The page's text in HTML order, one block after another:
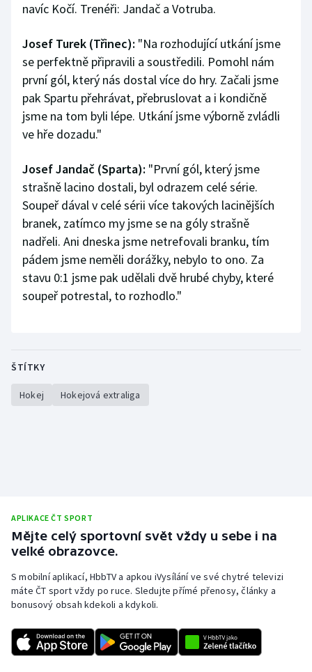
navíc Kočí. Trenéři: Jandač a Votruba.
Josef Turek (Třinec): "Na rozhodující utkání jsme
se perfektně připravili a soustředili. Pomohl nám
první gól, který nás dostal více do hry. Začali jsme
pak Spartu přehrávat, přebruslovat a i kondičně
jsme na tom byli lépe. Utkání jsme výborně zvládli
ve hře dozadu."
Josef Jandač (Sparta): "První gól, který jsme
strašně lacino dostali, byl odrazem celé série.
Soupeř dával v celé sérii více takových lacinějších
branek, zatímco my jsme se na góly strašně
nadřeli. Ani dneska jsme netrefovali branku, tím
pádem jsme neměli dorážky, nebylo to ono. Za
stavu 0:1 jsme pak udělali dvě hrubé chyby, které
soupeř potrestal, to rozhodlo."
ŠTÍTKY
Hokej Hokejová extraliga
APLIKACE ČT SPORT
Mějte celý sportovní svět vždy u sebe i na
velké obrazovce.
S mobilní aplikací, HbbTV a apkou iVysílání ve své chytré televizi
máte ČT sport vždy po ruce. Sledujte přímé přenosy, články a
bonusový obsah kdekoli a kdykoli.